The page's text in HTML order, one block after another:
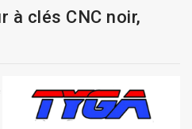
à clés CNC noir,